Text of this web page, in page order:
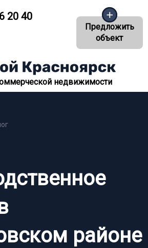
20 40
недвижимости
Предложить
объект
районе